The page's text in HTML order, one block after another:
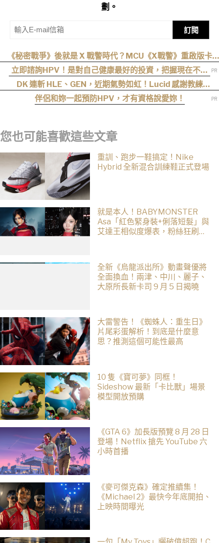
劃。
訂閱
《秘密戰爭》後就是 X 戰警時代？MCU《X戰警》重啟版卡
司、上映時間與最新爆料整理
立即諮詢HPV！是對自己健康最好的投資，把握現在不嫌
晚！
DK 連斬 HLE、GEN，近期氣勢如虹！Lucid 感謝教練
cvMax：多虧監督大量人身攻擊、冷嘲熱諷
伴侶和妳一起預防HPV，才有資格說愛妳！
您也可能喜歡這些文章
重訓、跑步一鞋搞定！Nike
Hybrid 全新混合訓練鞋正式登場
就是本人！BABYMONSTER
Asa「紅色緊身裝+俐落短髮」與
艾達王相似度爆表，粉絲狂刷
全新《烏龍派出所》動畫聲優將
全面換血！兩津、中川、麗子、
大原所長新卡司 9 月 5 日揭曉
大雷警告！《蜘蛛人：重生日》
片尾彩蛋解析！到底是什麼意
思？推測這個可能性最高
10 隻《寶可夢》同框！
Sideshow 最新「卡比獸」場景
模型開放預購
《GTA 6》加長版預覽 8 月 28 日
登場！Netflix 搶先 YouTube 六
小時首播
《麥可傑克森》確定推續集！
《Michael 2》最快今年底開拍、
上映時間曝光